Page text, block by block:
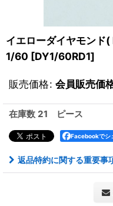
イエローダイヤモンド
1/60 [DY1/60RD1]
販売価格: 会員販売価
在庫数 21 ピース
Facebookでシ
返品特約に関する重要事